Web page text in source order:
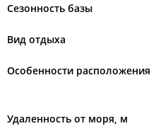
Сезонность базы
Вид отдыха
Особенности расположения
Удаленность от моря, м